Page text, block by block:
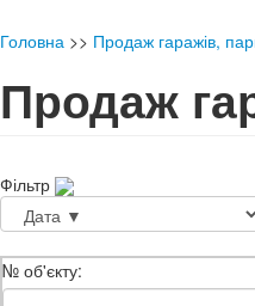
Головна >> Продаж гаражів,
Продаж
Фільтр
№ об'єкту: